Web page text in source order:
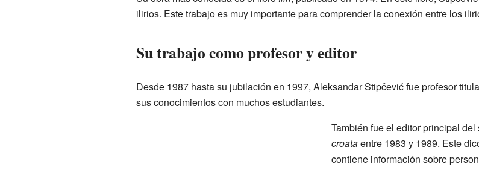
ilirios. Este trabajo es muy importante para comprender la conexión entre los
Su trabajo como profesor y editor
Desde 1987 hasta su jubilación en 1997, Aleksandar Stipčević fue profesor
sus conocimientos con muchos estudiantes.
También fue el editor principal
croataentre 1983 y 1989. Este
contiene información sobre